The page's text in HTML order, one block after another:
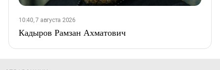
10:40, 7 августа 2026
Кадыров Рамзан Ахматович